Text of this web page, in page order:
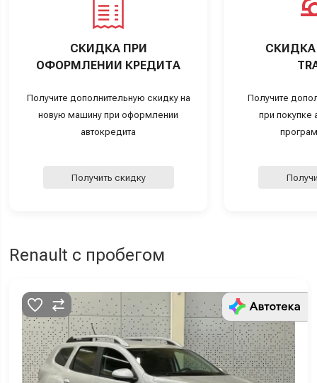
СКИДКА ПРИ
ОФОРМЛЕНИИ КРЕДИТА
Получите дополнительную скидку на
новую машину при оформлении
автокредита
Получить скидку
СКИДКА
Получите
при покупке
Renault с пробегом